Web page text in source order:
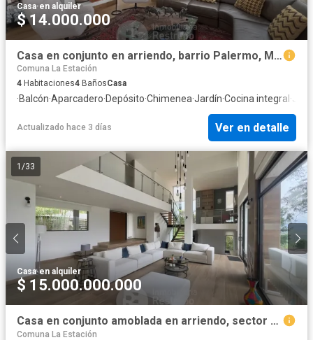
Casa·en alquiler
$ 14.000.000
Casa en conjunto en arriendo, barrio Palermo, Manizales
Comuna La Estación
4 Habitaciones4 BañosCasa
·Balcón·Aparcadero·Depósito·Chimenea·Jardín·Cocina integral ·
Actualizado hace 3 días Ver en detalle
1 /33
Casa·en alquiler
$ 15.000.000.000
Casa en conjunto amoblada en arriendo, sector San Bernardo.
Comuna La Estación